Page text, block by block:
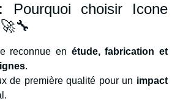
Pourquoi choisir Icone
reconnue en étude, fabrication et
.
de première qualité pour un impact